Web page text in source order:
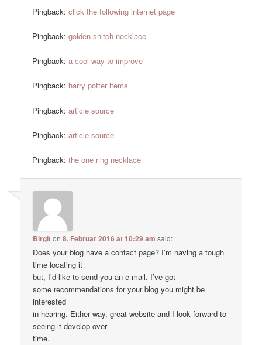
Pingback:click the following internet page
Pingback:golden snitch necklace
Pingback:a cool way to improve
Pingback: harry potter items
Pingback:article source
Pingback:article source
Pingback:the one ring necklace
Birgiton8. Februar 2016 at 10:29 am said:
Does your blog have a contact page? I’m having a tough
time locating it
but, I’d like to send you an e-mail. I’ve got
some recommendations for your blog you might be
interested
in hearing. Either way, great website and I look forward to
seeing it develop over
time.